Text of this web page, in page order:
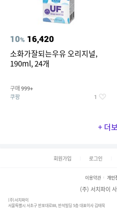
10% 16,420
소화가잘되는우유 오리지널,
190ml, 24개
구매 999+
쿠팡 1
+ 더
회원가입 로그인
이용약관 개인
(주) 서치파이
(주)서치파이
서울특별시 서초구 반포대로88, 반석빌딩 5층 대표이사 김태묵